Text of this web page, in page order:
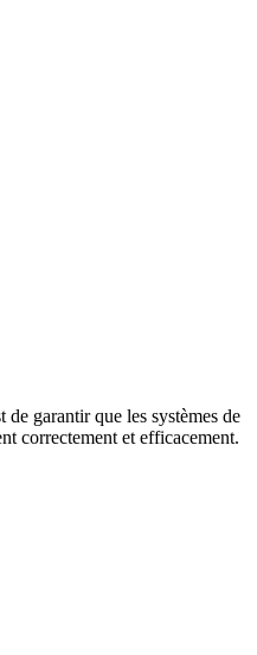
garantir que les systèmes de
correctement et efficacement.